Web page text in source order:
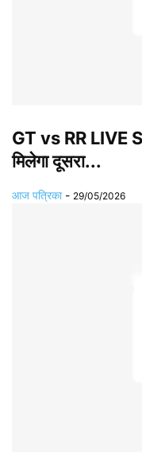
GT vs RR LIVE
मिलेगा दूसरा...
आज पत्रिका - 29/05/2026